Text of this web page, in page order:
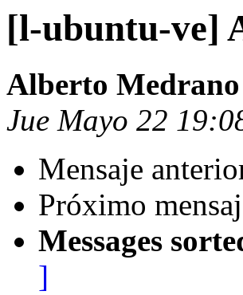
[l-ubuntu-ve]
Alberto Medrano
Jue Mayo 22
Mensaje
Próximo
Messages
]